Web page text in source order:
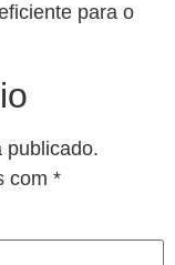
para o
publicado.
com *